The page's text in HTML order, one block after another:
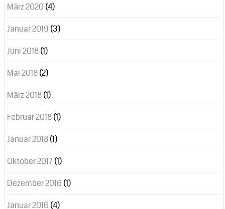
März 2020 (4)
Januar 2019 (3)
Juni 2018(1)
Mai 2018(2)
März 2018(1)
Februar 2018(1)
Januar 2018(1)
Oktober 2017 (1)
Dezember 2016 (1)
Januar 2016 (4)